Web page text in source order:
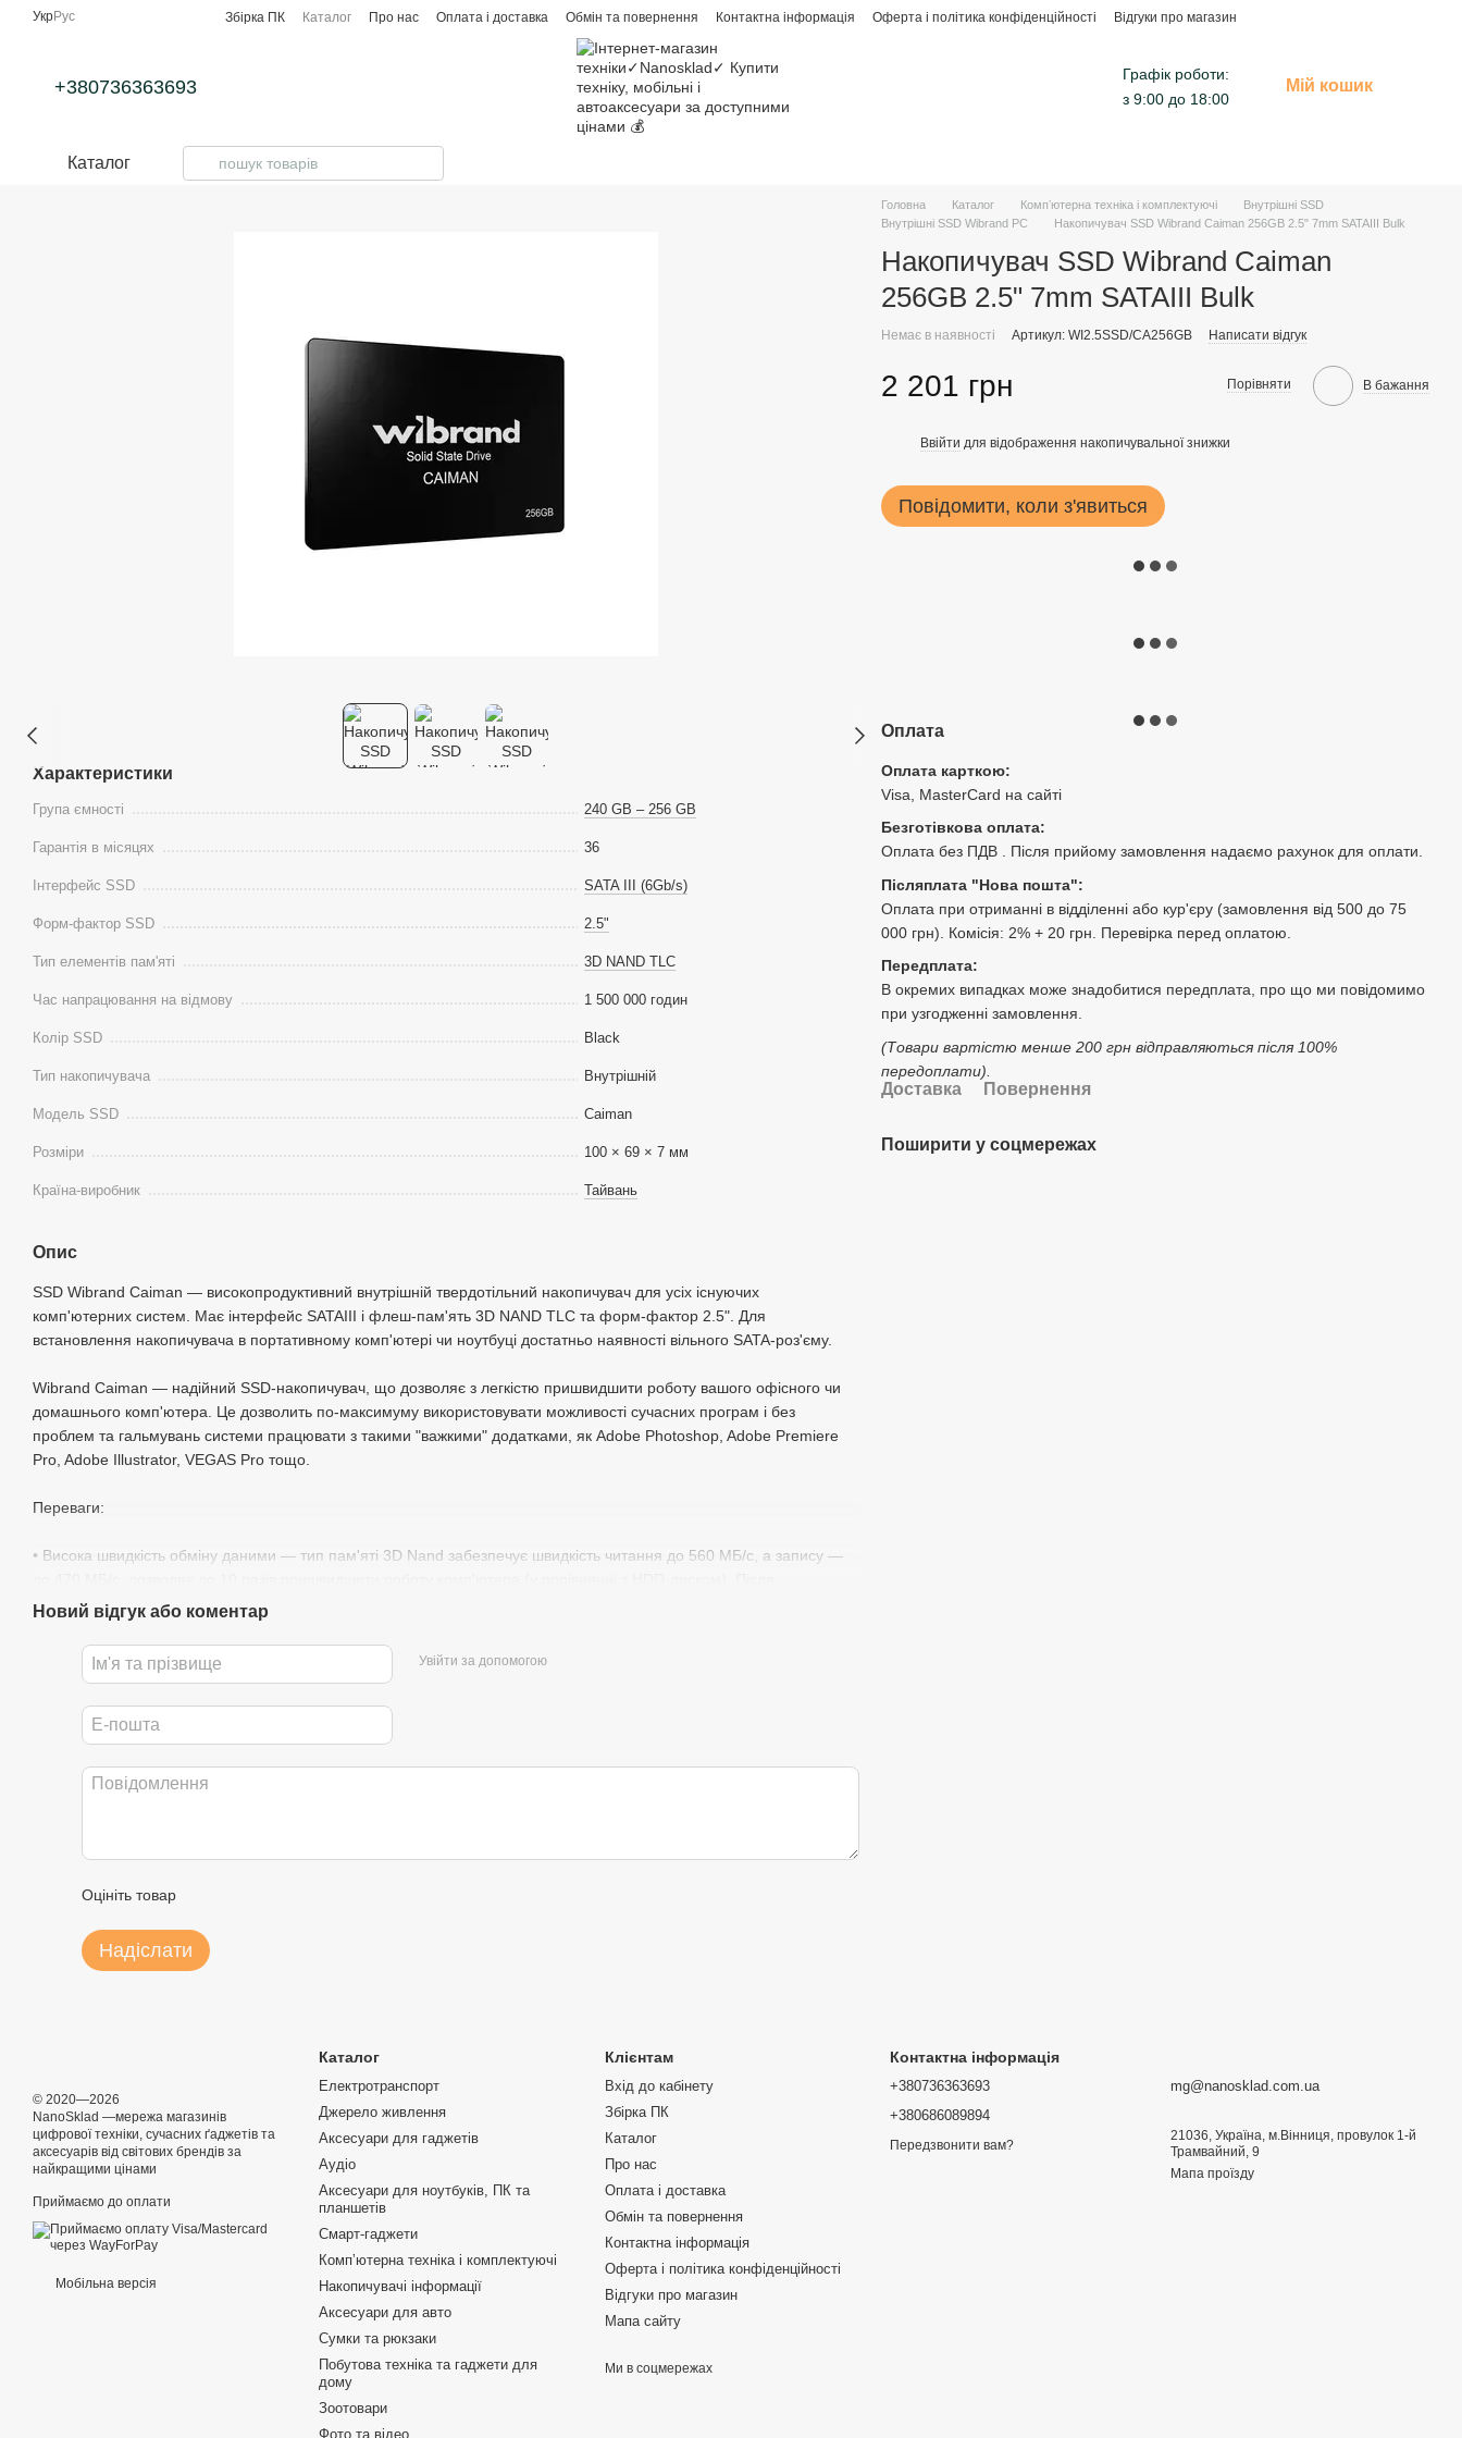
Перейти до основного контенту
УкрРус Збірка ПК Каталог Про нас Оплата і доставка Обмін та повернення Контактна інформація Оферта і політика конфіденційності Відгуки про магазин
+380736363693
Графік роботи:
з 9:00 до 18:00
Мій кошик
Каталог
Характеристики
Група ємності 240 GB – 256 GB
Гарантія в місяцях 36
Інтерфейс SSD SATA III (6Gb/s)
Форм-фактор SSD 2.5"
Тип елементів пам'яті 3D NAND TLC
Час напрацювання на відмову 1 500 000 годин
Колір SSD Black
Тип накопичувача Внутрішній
Модель SSD Caiman
Розміри 100 × 69 × 7 мм
Країна-виробник Тайвань
Опис
SSD Wibrand Caiman — високопродуктивний внутрішній твердотільний накопичувач для усіх існуючих
комп'ютерних систем. Має інтерфейс SATAIII і флеш-пам'ять 3D NAND TLC та форм-фактор 2.5". Для
встановлення накопичувача в портативному комп'ютері чи ноутбуці достатньо наявності вільного SATA-роз'єму.
Wibrand Caiman — надійний SSD-накопичувач, що дозволяє з легкістю пришвидшити роботу вашого офісного чи
домашнього комп'ютера. Це дозволить по-максимуму використовувати можливості сучасних програм і без
проблем та гальмувань системи працювати з такими "важкими" додатками, як Adobe Photoshop, Adobe Premiere
Pro, Adobe Illustrator, VEGAS Pro тощо.
Переваги:
• Висока швидкість обміну даними — тип пам'яті 3D Nand забезпечує швидкість читання до 560 МБ/с, а запису —
встановлення SSD Wibrand Caiman ваш ПК запускатиметься за 10-15 секунд, швидкість роботи додатків також вас
• Висока надійність та довговічність — кожен накопичувач Wibrand є унікальним високоякісним продуктом,
забезпечений обмеженою 3-річною гарантією, а час напрацювання на відмову рівняється 1 500 000 годин.
• Стійкість до ударів та вібрації — SSD Wibrand Caiman значно стійкіший до вібрацій і динамічних навантажень аніж
традиційні жорсткі диски. Все завдяки відсутності рухомих елементів. Крім того SSD значно компактніший та
цьому, SSD Wibrand Caiman можна поставити в більшість існуючих систем.
• Доступна вартість — SSD Wibrand Caiman маючи невисоку вартість надає користувачам можливість покращити
свій ПК дійсно надійним та якісним накопичувачем, що не уступає багатьом дорожчим аналогам.
Новий відгук або коментар
Увійти за допомогою
Оцініть товар
Надіслати
Головна Каталог Компʼютерна техніка і комплектуючі
Внутрішні SSD
Внутрішні SSD Wibrand PC
Накопичувач SSD Wibrand Caiman 256GB 2.5" 7mm SATAIII Bulk
Накопичувач SSD Wibrand Caiman
256GB 2.5" 7mm SATAIII Bulk
Немає в наявності Артикул: WI2.5SSD/CA256GB Написати відгук
2 201 грн Порівняти В бажання
Ввійти для відображення накопичувальної знижки
Повідомити, коли з'явиться
Оплата
Оплата карткою:
Visa, MasterCard на сайті
Безготівкова оплата:
Оплата без ПДВ . Після прийому замовлення надаємо рахунок для оплати.
Післяплата "Нова пошта":
Оплата при отриманні в відділенні або кур'єру (замовлення від 500 до 75
000 грн). Комісія: 2% + 20 грн. Перевірка перед оплатою.
Передплата:
В окремих випадках може знадобитися передплата, про що ми повідомимо
при узгодженні замовлення.
(Товари вартістю менше 200 грн відправляються після 100%
передоплати).
Доставка Повернення
Поширити у соцмережах
© 2020—2026
NanoSklad —мережа магазинів
цифрової техніки, сучасних ґаджетів та
аксесуарів від світових брендів за
найкращими цінами
Приймаємо до оплати
Мобільна версія
Каталог
Електротранспорт
Джерело живлення
Аксесуари для гаджетів
Аудіо
Аксесуари для ноутбуків, ПК та
планшетів
Смарт-гаджети
Компʼютерна техніка і комплектуючі
Накопичувачі інформації
Аксесуари для авто
Сумки та рюкзаки
Побутова техніка та гаджети для
дому
Зоотовари
Фото та відео
Клієнтам
Вхід до кабінету
Збірка ПК
Каталог
Про нас
Оплата і доставка
Обмін та повернення
Контактна інформація
Оферта і політика конфіденційності
Відгуки про магазин
Мапа сайту
Ми в соцмережах
Контактна інформація
+380736363693
+380686089894
Передзвонити вам?
mg@nanosklad.com.ua
21036, Україна, м.Вінниця, провулок 1-й
Трамвайний, 9
Мапа проїзду